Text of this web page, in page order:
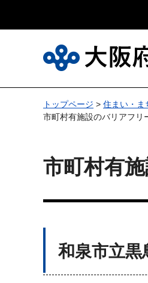
トップページ > 住まい・ま
市町村有施設のバリアフ
市町村有
和泉市立黒